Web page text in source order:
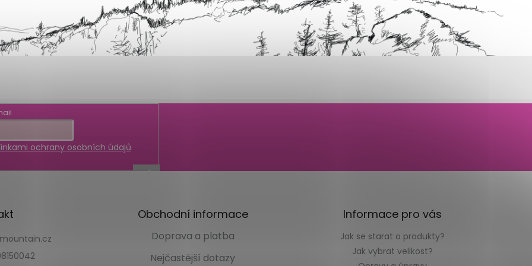
ochrany osobních údajů
Obchodní informace
Doprava a platba
Nejčastější dotazy
Informace pro vás
Jak se starat o produkty?
Jak vybrat velikost?